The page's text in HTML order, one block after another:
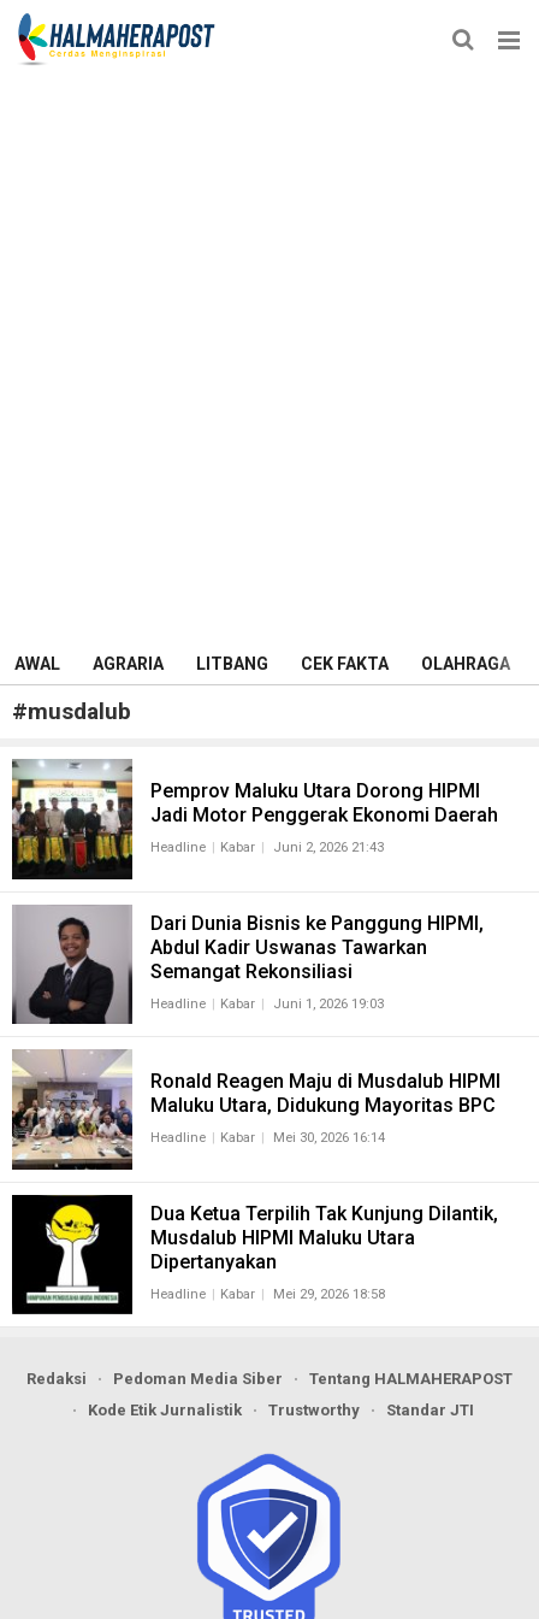
AWAL AGRARIA LITBANG CEK FAKTA OLAHRAGA
#musdalub
Pemprov Maluku Utara Dorong HIPMI
Jadi Motor Penggerak Ekonomi Daerah
Headline Kabar Juni 2, 2026 21:43
Dari Dunia Bisnis ke Panggung HIPMI,
Abdul Kadir Uswanas Tawarkan
Semangat Rekonsiliasi
Headline Kabar Juni 1, 2026 19:03
Ronald Reagen Maju di Musdalub HIPMI
Maluku Utara, Didukung Mayoritas BPC
Headline Kabar Mei 30, 2026 16:14
Dua Ketua Terpilih Tak Kunjung Dilantik,
Musdalub HIPMI Maluku Utara
Dipertanyakan
Headline Kabar Mei 29, 2026 18:58
Redaksi Pedoman Media Siber
Tentang HALMAHERAPOST
Kode Etik Jurnalistik
Trustworthy Standar JTI